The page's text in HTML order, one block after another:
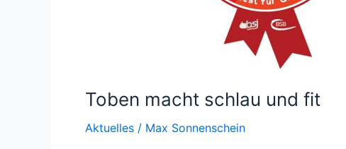
Toben macht schlau und fit
Aktuelles / Max Sonnenschein